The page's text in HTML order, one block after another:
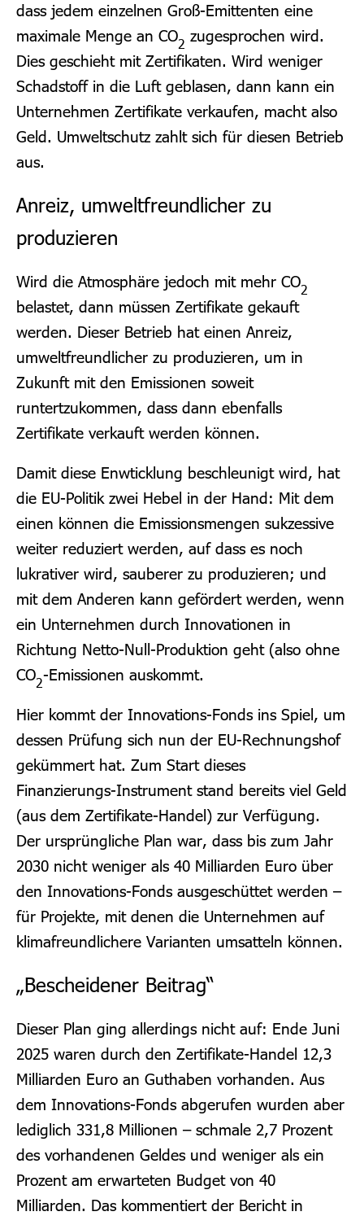
dass jedem einzelnen Groß-Emittenten eine
maximale Menge an CO2 zugesprochen wird.
Dies geschieht mit Zertifikaten. Wird weniger
Schadstoff in die Luft geblasen, dann kann ein
Unternehmen Zertifikate verkaufen, macht also
Geld. Umweltschutz zahlt sich für diesen Betrieb
aus.
Anreiz, umweltfreundlicher zu
produzieren
Wird die Atmosphäre jedoch mit mehr CO2
belastet, dann müssen Zertifikate gekauft
werden. Dieser Betrieb hat einen Anreiz,
umweltfreundlicher zu produzieren, um in
Zukunft mit den Emissionen soweit
runtertzukommen, dass dann ebenfalls
Zertifikate verkauft werden können.
Damit diese Enwticklung beschleunigt wird, hat
die EU-Politik zwei Hebel in der Hand: Mit dem
einen können die Emissionsmengen sukzessive
weiter reduziert werden, auf dass es noch
lukrativer wird, sauberer zu produzieren; und
mit dem Anderen kann gefördert werden, wenn
ein Unternehmen durch Innovationen in
Richtung Netto-Null-Produktion geht (also ohne
CO2-Emissionen auskommt.
Hier kommt der Innovations-Fonds ins Spiel, um
dessen Prüfung sich nun der EU-Rechnungshof
gekümmert hat. Zum Start dieses
Finanzierungs-Instrument stand bereits viel Geld
(aus dem Zertifikate-Handel) zur Verfügung.
Der ursprüngliche Plan war, dass bis zum Jahr
2030 nicht weniger als 40 Milliarden Euro über
den Innovations-Fonds ausgeschüttet werden –
für Projekte, mit denen die Unternehmen auf
klimafreundlichere Varianten umsatteln können.
„Bescheidener Beitrag“
Dieser Plan ging allerdings nicht auf: Ende Juni
2025 waren durch den Zertifikate-Handel 12,3
Milliarden Euro an Guthaben vorhanden. Aus
dem Innovations-Fonds abgerufen wurden aber
lediglich 331,8 Millionen – schmale 2,7 Prozent
des vorhandenen Geldes und weniger als ein
Prozent am erwarteten Budget von 40
Milliarden. Das kommentiert der Bericht in